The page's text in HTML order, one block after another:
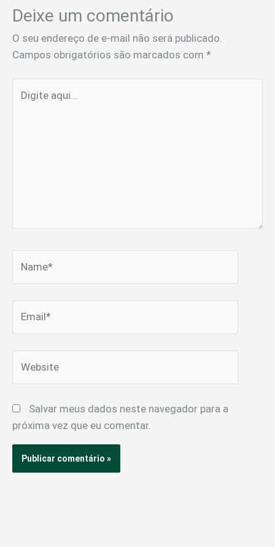
Deixe um comentário
O seu endereço de e-mail não será publicado.
Campos obrigatórios são marcados com *
aqui...
Salvar meus dados neste navegador para a
próxima vez que eu comentar.